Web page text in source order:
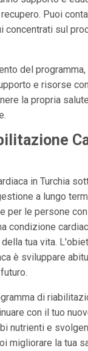
Puoi
concentrati sul
del programma,
e risorse
la propria
in Turchia
a lungo
per le persone
condizione
tua vita.
è sviluppare
di
con il tuo
nutrienti e
migliorare la tua